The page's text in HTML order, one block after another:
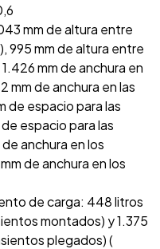
mm de altura entre
mm de altura entre
mm de anchura en
mm de anchura en las
de espacio para las
espacio para las
anchura en los
de anchura en los
de carga: 448 litros
montados) y 1.375
plegados) (